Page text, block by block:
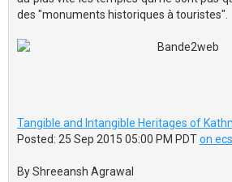
des "monuments historiques à touristes".
Tangible and Intangible Heritages of
Posted: 25 Sep 2015 05:00 PM PDTon
By Shreeansh Agrawal